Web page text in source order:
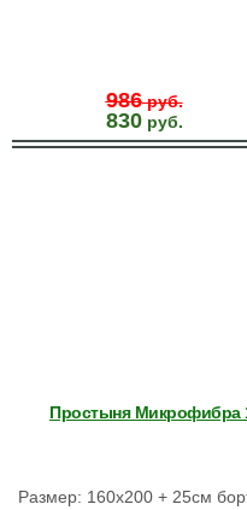
986руб.
830руб.
Простыня Микрофибра
Размер: 160х200 + 25см